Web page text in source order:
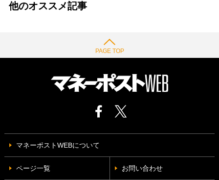
他のオススメ記事
PAGE TOP
マネーポストWEBについて
ページ一覧 お問い合わせ